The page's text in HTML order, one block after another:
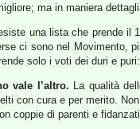
ma in maniera
una lista che prende il
ci sono nel Movimento,
solo i voti dei duri e
vale l’altro. La qualità
con cura e per merito.
coppie di parenti e